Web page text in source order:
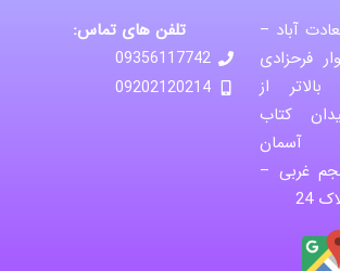
آباد –
فرحزادی
از
کتاب
آسمان
غربی –
24
تلفن های تماس:
09356117742
09202120214